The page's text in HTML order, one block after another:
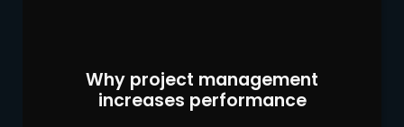
Why project management
increases performance